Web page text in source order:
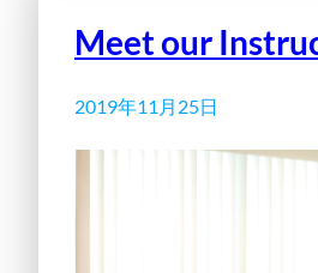
Meet our
2019年11月25日